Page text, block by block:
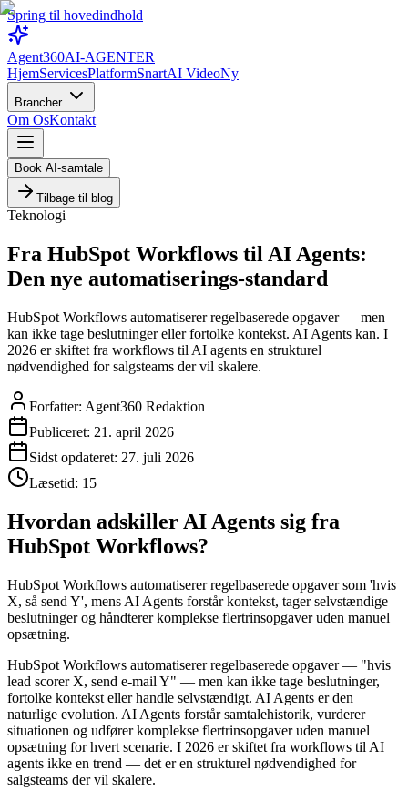
Spring til hovedindhold
Agent360AI-AGENTER
HjemServicesPlatformSnartAI VideoNy
Brancher
Om OsKontakt
Book AI-samtale
Tilbage til blog
Teknologi
Fra HubSpot Workflows til AI Agents:
Den nye automatiserings-standard
HubSpot Workflows automatiserer regelbaserede opgaver — men
kan ikke tage beslutninger eller fortolke kontekst. AI Agents kan. I
2026 er skiftet fra workflows til AI agents en strukturel
nødvendighed for salgsteams der vil skalere.
Forfatter: Agent360 Redaktion
Publiceret: 21. april 2026
Sidst opdateret: 27. juli 2026
Læsetid: 15
Hvordan adskiller AI Agents sig fra
HubSpot Workflows?
HubSpot Workflows automatiserer regelbaserede opgaver som 'hvis
X, så send Y', mens AI Agents forstår kontekst, tager selvstændige
beslutninger og håndterer komplekse flertrinsopgaver uden manuel
opsætning.
HubSpot Workflows automatiserer regelbaserede opgaver — "hvis
lead scorer X, send e-mail Y" — men kan ikke tage beslutninger,
fortolke kontekst eller handle selvstændigt. AI Agents er den
naturlige evolution. AI Agents forstår samtalehistorik, vurderer
situationen og udfører komplekse flertrinsopgaver uden manuel
opsætning for hvert scenarie. I 2026 er skiftet fra workflows til AI
agents ikke en trend — det er en strukturel nødvendighed for
salgsteams der vil skalere.